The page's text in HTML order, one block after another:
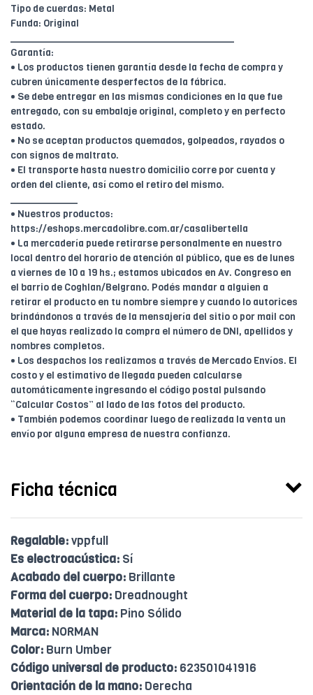
Tipo de cuerdas: Metal
Funda: Original
Garantía:
• Los productos tienen garantía desde la fecha de compra y
cubren únicamente desperfectos de la fábrica.
• Se debe entregar en las mismas condiciones en la que fue
entregado, con su embalaje original, completo y en perfecto
estado.
• No se aceptan productos quemados, golpeados, rayados o
con signos de maltrato.
• El transporte hasta nuestro domicilio corre por cuenta y
orden del cliente, así como el retiro del mismo.
• Nuestros productos:
https://eshops.mercadolibre.com.ar/casalibertella
• La mercadería puede retirarse personalmente en nuestro
local dentro del horario de atención al público, que es de lunes
a viernes de 10 a 19 hs.; estamos ubicados en Av. Congreso en
el barrio de Coghlan/Belgrano. Podés mandar a alguien a
retirar el producto en tu nombre siempre y cuando lo autorices
brindándonos a través de la mensajería del sitio o por mail con
el que hayas realizado la compra el número de DNI, apellidos y
nombres completos.
• Los despachos los realizamos a través de Mercado Envíos. El
costo y el estimativo de llegada pueden calcularse
automáticamente ingresando el código postal pulsando
“Calcular Costos” al lado de las fotos del producto.
• También podemos coordinar luego de realizada la venta un
envío por alguna empresa de nuestra confianza.
Ficha técnica
Regalable:vppfull
Es electroacústica: Sí
Acabado del cuerpo: Brillante
Forma del cuerpo: Dreadnought
Material de la tapa: Pino Sólido
Marca: NORMAN
Color: Burn Umber
Código universal de producto: 623501041916
Orientación de la mano: Derecha